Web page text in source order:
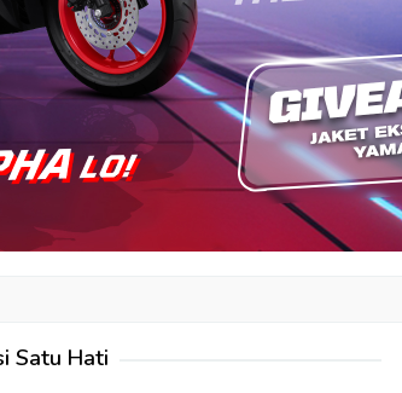
Satu Hati